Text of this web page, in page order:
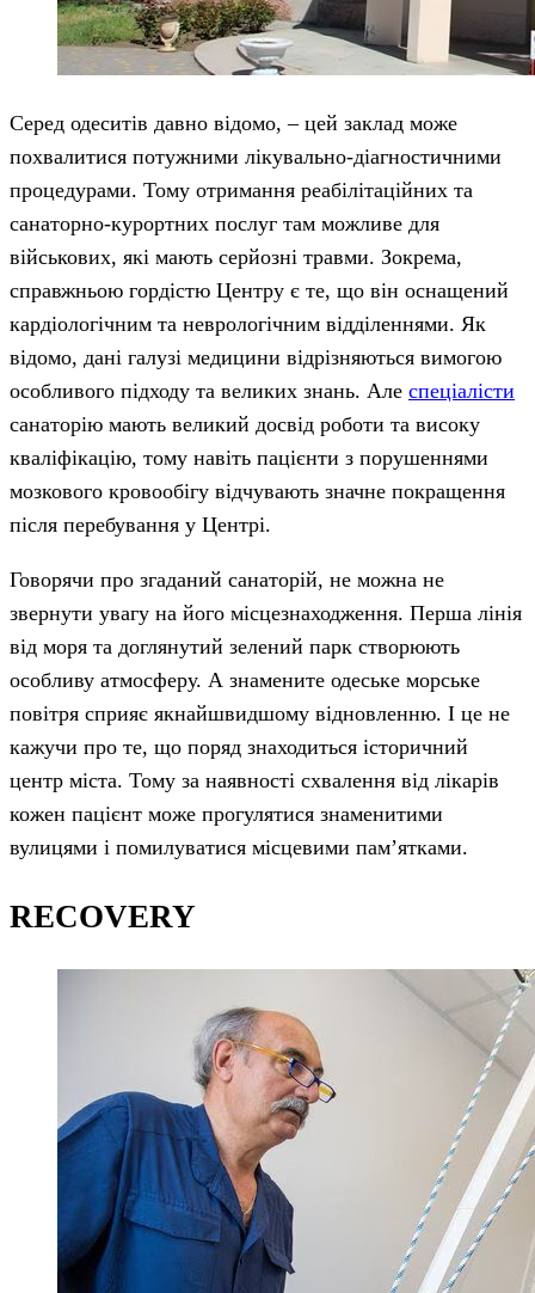
Серед одеситів давно відомо, – цей заклад може
похвалитися потужними лікувально-діагностичними
процедурами. Тому отримання реабілітаційних та
санаторно-курортних послуг там можливе для
військових, які мають серйозні травми. Зокрема,
справжньою гордістю Центру є те, що він оснащений
кардіологічним та неврологічним відділеннями. Як
відомо, дані галузі медицини відрізняються вимогою
особливого підходу та великих знань. Але спеціалісти
санаторію мають великий досвід роботи та високу
кваліфікацію, тому навіть пацієнти з порушеннями
мозкового кровообігу відчувають значне покращення
після перебування у Центрі.
Говорячи про згаданий санаторій, не можна не
звернути увагу на його місцезнаходження. Перша лінія
від моря та доглянутий зелений парк створюють
особливу атмосферу. А знамените одеське морське
повітря сприяє якнайшвидшому відновленню. І це не
кажучи про те, що поряд знаходиться історичний
центр міста. Тому за наявності схвалення від лікарів
кожен пацієнт може прогулятися знаменитими
вулицями і помилуватися місцевими пам’ятками.
RECOVERY